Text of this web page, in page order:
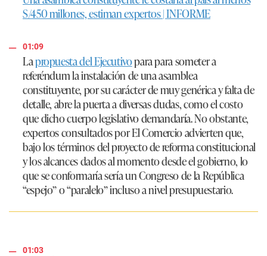
S/450 millones, estiman expertos | INFORME
01:09
Lapropuesta del Ejecutivopara para someter a
referéndum la instalación de una asamblea
constituyente, por su carácter de muy genérica y falta de
detalle, abre la puerta a diversas dudas, como el costo
que dicho cuerpo legislativo demandaría. No obstante,
expertos consultados por El Comercio advierten que,
bajo los términos del proyecto de reforma constitucional
y los alcances dados al momento desde el gobierno, lo
que se conformaría sería un Congreso de la República
“espejo”o“paralelo”incluso a nivel presupuestario.
01:03